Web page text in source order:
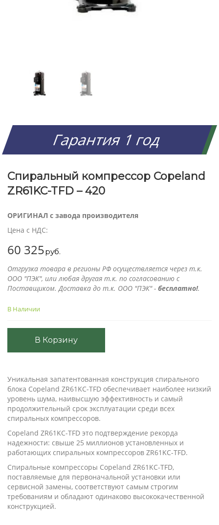
Гарантия 1 год
Спиральный компрессор Copeland
ZR61KC-TFD – 420
ОРИГИНАЛ с завода производителя
Цена с НДС:
60 325руб.
Отгрузка товара в регионы РФ осуществляется через т.к.
ООО "ПЭК", или любая другая т.к. по согласованию с
Поставщиком. Доставка до т.к. ООО "ПЭК" - бесплатно!.
В Наличии
В Корзину
Уникальная запатентованная конструкция спирального
блока Copeland ZR61KC-TFD обеспечивает наиболее низкий
уровень шума, наивысшую эффективность и самый
продолжительный срок эксплуатации среди всех
спиральных компрессоров.
Copeland ZR61KC-TFD это подтверждение рекорда
надежности: свыше 25 миллионов установленных и
работающих спиральных компрессоров ZR61KC-TFD.
Спиральные компрессоры Copeland ZR61KC-TFD,
поставляемые для первоначальной установки или
сервисной замены, соответствуют самым строгим
требованиям и обладают одинаково высококачественной
конструкцией.